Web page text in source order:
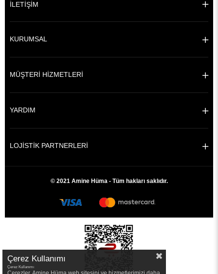
İLETİŞİM
KURUMSAL
MÜŞTERİ HİZMETLERİ
YARDIM
LOJİSTİK PARTNERLERİ
© 2021 Amine Hüma - Tüm hakları saklıdır.
Çerez Kullanımı
Çerez Kullanımı